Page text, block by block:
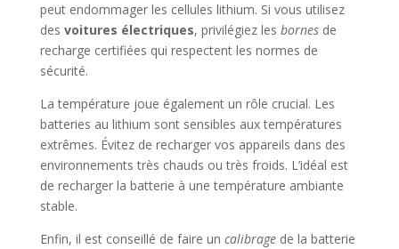
peut endommager les cellules lithium. Si vous utilisez
des voitures électriques, privilégiez les bornesde
recharge certifiées qui respectent les normes de
sécurité.
La température joue également un rôle crucial. Les
batteries au lithium sont sensibles aux températures
extrêmes. Évitez de recharger vos appareils dans des
environnements très chauds ou très froids. L’idéal est
de recharger la batterie à une température ambiante
stable.
Enfin, il est conseillé de faire un calibragede la batterie